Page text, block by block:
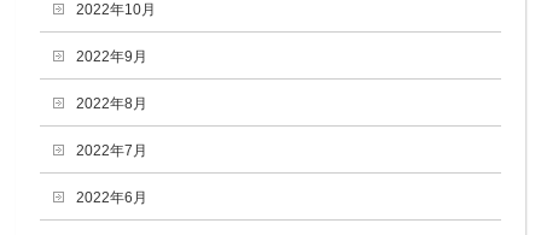
2022年10月
2022年9月
2022年8月
2022年7月
2022年6月